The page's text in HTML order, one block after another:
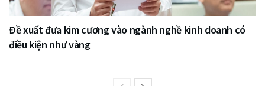
Đề xuất đưa kim cương vào ngành nghề kinh doanh có
điều kiện như vàng